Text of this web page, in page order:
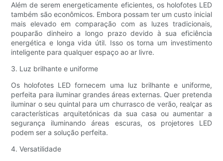
Além de serem energeticamente eficientes, os holofotes LED
também são econômicos. Embora possam ter um custo inicial
mais elevado em comparação com as luzes tradicionais,
pouparão dinheiro a longo prazo devido à sua eficiência
energética e longa vida útil. Isso os torna um investimento
inteligente para qualquer espaço ao ar livre.
3. Luz brilhante e uniforme
Os holofotes LED fornecem uma luz brilhante e uniforme,
perfeita para iluminar grandes áreas externas. Quer pretenda
iluminar o seu quintal para um churrasco de verão, realçar as
características arquitetónicas da sua casa ou aumentar a
segurança iluminando áreas escuras, os projetores LED
podem ser a solução perfeita.
4. Versatilidade